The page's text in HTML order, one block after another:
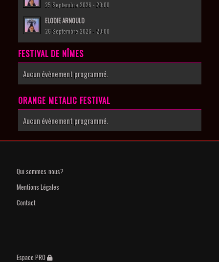
25 Septembre 2026 - 20:00
ELODIE ARNOULD
26 Septembre 2026 - 20:00
FESTIVAL DE NÎMES
Aucun évènement programmé.
ORANGE METALIC FESTIVAL
Aucun évènement programmé.
Qui sommes-nous?
Mentions Légales
Contact
Espace PRO